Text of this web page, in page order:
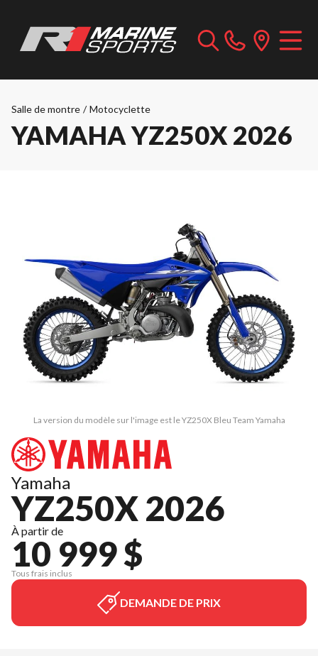
Salle de montre / Motocyclette
YAMAHA YZ250X 2026
La version du modèle sur l'image est le YZ250X Bleu Team Yamaha
Yamaha
YZ250X 2026
À partir de
10 999 $
Tous frais inclus
DEMANDE DE PRIX